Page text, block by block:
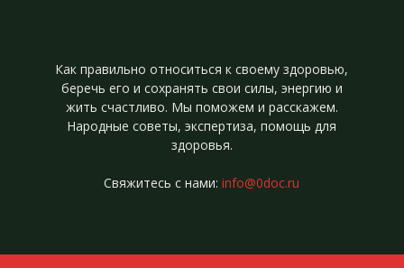
Как правильно относиться к своему здоровью,
беречь его и сохранять свои силы, энергию и
жить счастливо. Мы поможем и расскажем.
Народные советы, экспертиза, помощь для
здоровья.
Свяжитесь с нами:info@0doc.ru